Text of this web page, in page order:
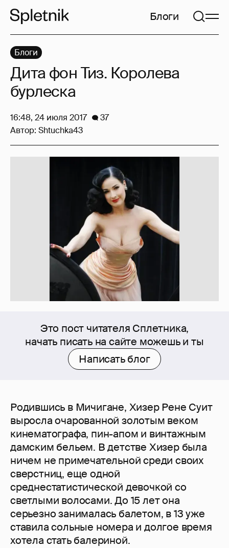
Блоги
Это пост читателя Сплетника,
начать писать на сайте можешь и ты
Написать блог
Родившись в Мичигане, Хизер Рене Суит
выросла очарованной золотым веком
кинематографа, пин-апом и винтажным
дамским бельем. В детстве Хизер была
ничем не примечательной среди своих
сверстниц, еще одной
среднестатистической девочкой со
светлыми волосами. До 15 лет она
серьезно занималась балетом, в 13 уже
ставила сольные номера и долгое время
хотела стать балериной.
Блоги
Дита фон Тиз. Королева
бурлеска
16:48, 24 июля 2017
37
Автор: Shtuchka43